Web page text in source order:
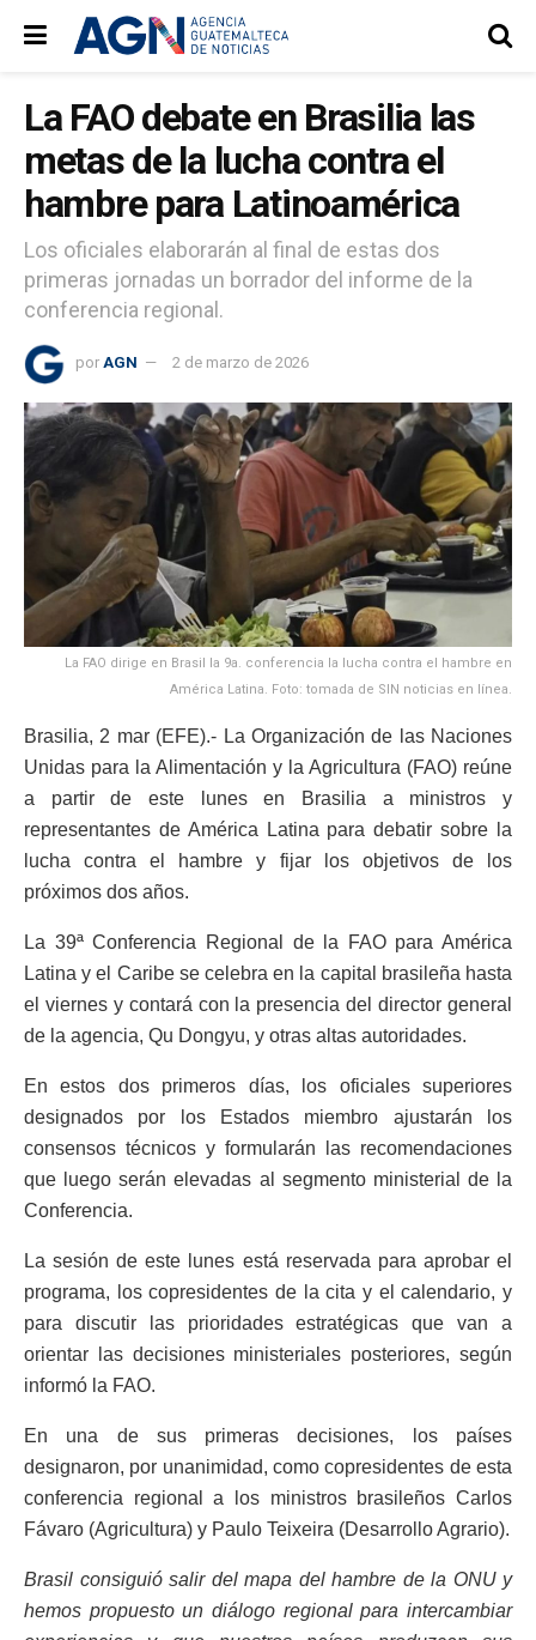
La FAO debate en Brasilia las
metas de la lucha contra el
hambre para Latinoamérica
Los oficiales elaborarán al final de estas dos
primeras jornadas un borrador del informe de la
conferencia regional.
por AGN 2 de marzo de 2026
La FAO dirige en Brasil la 9a. conferencia la lucha contra el hambre en
América Latina. Foto: tomada de SIN noticias en línea.
Brasilia, 2 mar (EFE).- La Organización de las Naciones
Unidas para la Alimentación y la Agricultura (FAO) reúne
a partir de este lunes en Brasilia a ministros y
representantes de América Latina para debatir sobre la
lucha contra el hambre y fijar los objetivos de los
próximos dos años.
La 39ª Conferencia Regional de la FAO para América
Latina y el Caribe se celebra en la capital brasileña hasta
el viernes y contará con la presencia del director general
de la agencia, Qu Dongyu, y otras altas autoridades.
En estos dos primeros días, los oficiales superiores
designados por los Estados miembro ajustarán los
consensos técnicos y formularán las recomendaciones
que luego serán elevadas al segmento ministerial de la
Conferencia.
La sesión de este lunes está reservada para aprobar el
programa, los copresidentes de la cita y el calendario, y
para discutir las prioridades estratégicas que van a
orientar las decisiones ministeriales posteriores, según
informó la FAO.
En una de sus primeras decisiones, los países
designaron, por unanimidad, como copresidentes de esta
conferencia regional a los ministros brasileños Carlos
Fávaro (Agricultura) y Paulo Teixeira (Desarrollo Agrario).
Brasil consiguió salir del mapa del hambre de la ONU y
hemos propuesto un diálogo regional para intercambiar